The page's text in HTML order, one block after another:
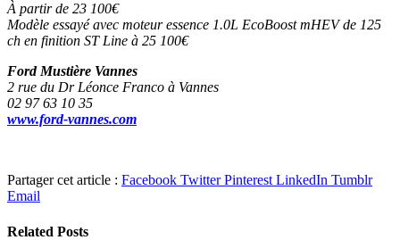
À partir de 23 100€
Modèle essayé avec moteuressence 1.0L EcoBoost mHEVde 125
ch en finition ST Line à 25 100€
Ford Mustière Vannes
2 rue du Dr Léonce Franco à Vannes
02 97 63 10 35
www.ford-vannes.com
Partager cet article : Facebook Twitter Pinterest LinkedIn Tumblr
Email
Related Posts